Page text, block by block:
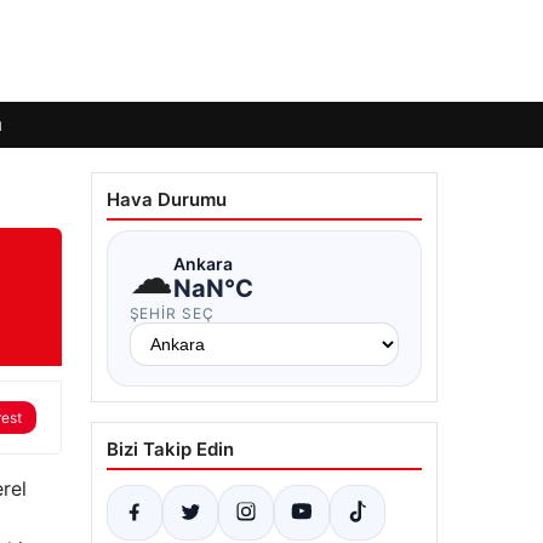
Hava Durumu
☁Ankara
NaN°C
ŞEHIR SEÇ
Bizi Takip Edin